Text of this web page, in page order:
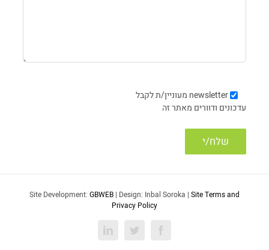
newsletter מעוניין/ת לקבל
עדכונים ודוורים מאתר זה
Site Development: GBWEB | Design: Inbal Soroka | Site Terms and
Privacy Policy
Facebook
Twitter
LinkedIn